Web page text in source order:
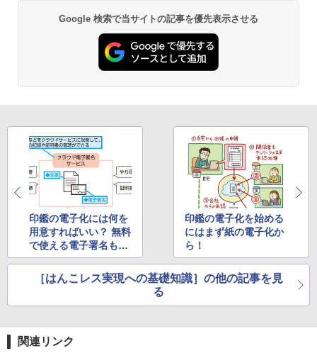
Google 検索で当サイトの記事を優先表示させる
印鑑の電子化には何を
用意すればいい？ 無料
で使える電子署名もあ
る
印鑑の電子化を始める
にはまず紙の電子化か
ら！
［はんこレス実現への基礎知識］の他の記事を見
る
関連リンク